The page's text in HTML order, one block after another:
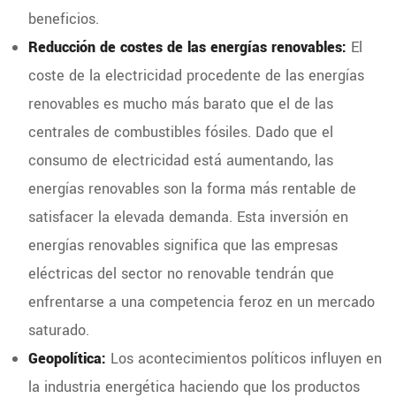
beneficios.
Reducción de costes de las energías renovables: El
coste de la electricidad procedente de las energías
renovables es mucho más barato que el de las
centrales de combustibles fósiles. Dado que el
consumo de electricidad está aumentando, las
energías renovables son la forma más rentable de
satisfacer la elevada demanda. Esta inversión en
energías renovables significa que las empresas
eléctricas del sector no renovable tendrán que
enfrentarse a una competencia feroz en un mercado
saturado.
Geopolítica: Los acontecimientos políticos influyen en
la industria energética haciendo que los productos